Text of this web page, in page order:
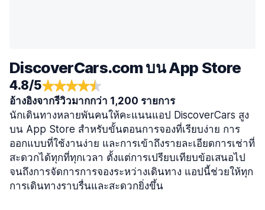
DiscoverCars.com บน App Store
4.8/5
อ้างอิงจากรีวิวมากกว่า 1,200 รายการ
นักเดินทางหลายพันคนให้คะแนนแอป DiscoverCars สูง
บน App Store สำหรับขั้นตอนการจองที่เรียบง่าย การ
ออกแบบที่ใช้งานง่าย และการเข้าถึงรายละเอียดการเช่าที่
สะดวกได้ทุกที่ทุกเวลา ตั้งแต่การเปรียบเทียบข้อเสนอไป
จนถึงการจัดการการจองระหว่างเดินทาง แอปนี้ช่วยให้ทุก
การเดินทางราบรื่นและสะดวกยิ่งขึ้น